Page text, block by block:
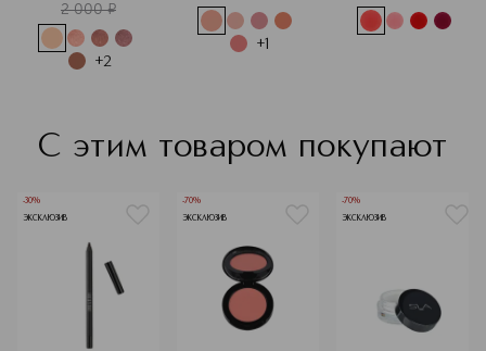
Подробнее
2 000 ¤
+2
+1
С этим товаром покупают
-30%
ЭКСКЛЮЗИВ
-70%
ЭКСКЛЮЗИВ
-70%
ЭКСКЛЮЗИВ